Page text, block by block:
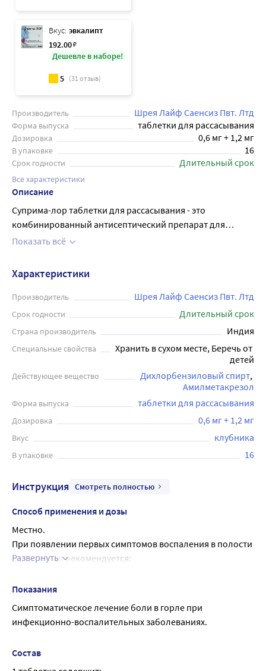
Вкус: эвкалипт
192.00₽
Дешевле в наборе!
5 (31отзыв)
Производитель Шрея Лайф Саенсиз Пвт. Лтд
Форма выпуска таблетки для рассасывания
Дозировка 0,6 мг + 1,2 мг
В упаковке 16
Срок годности Длительный срок
Все характеристики
Описание
Суприма-лор таблетки для рассасывания - это
комбинированный антисептический препарат для
местного применения в полости рта и глотки. Оказывает
грамположительных и грамотрицательных
микроорганизмов. Эффективность препарата
обусловлена наличием двух антибактериальных
компонентов широкого спектра действия. Каждая
дихлорбензиловый спирт и амилметакрезол.
Применяется для симптоматического лечения
инфекционно-воспалительных заболеваний полости рта
и глотки. Таблетки имеют приятный вкус клубники.
Показать всё
Характеристики
Производитель Шрея Лайф Саенсиз Пвт. Лтд
Срок годности Длительный срок
Страна производитель Индия
Специальные свойства
Хранить в сухом месте, Беречь от
детей
Действующее вещество
Дихлорбензиловый спирт
Амилметакрезол
Форма выпуска таблетки для рассасывания
Дозировка 0,6 мг + 1,2 мг
Вкус клубника
В упаковке 16
Инструкция Смотреть полностью
Способ применения и дозы
Местно.
При появлении первых симптомов воспаления в полости
рта и глотки рекомендуется:
Максимальная суточная доза - 8 таблеток.
Детям старше 6 лет - рассасывать по 1 таблетке каждые 4
Таблетку следует рассасывать до полного растворения.
Если при приеме препарата в течение 3 дней симптомы
Развернуть
Показания
Симптоматическое лечение боли в горле при
инфекционно-воспалительных заболеваниях.
Состав